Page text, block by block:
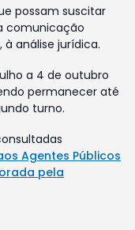
possam suscitar
comunicação
análise jurídica.
a 4 de outubro
permanecer até
turno.
Agentes Públicos
pela